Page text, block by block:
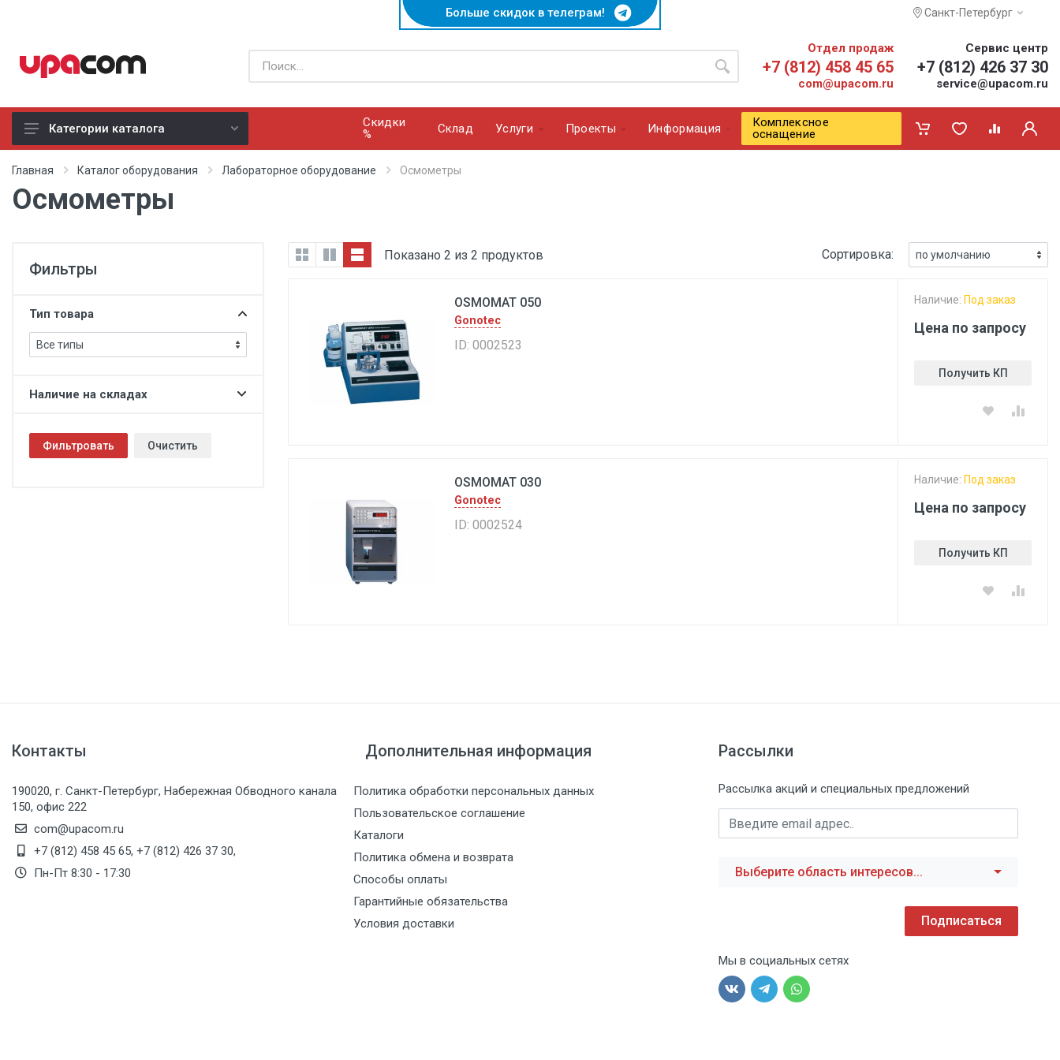
Больше скидок в телеграм! Санкт-Петербург
Отдел продаж
+7 (812) 458 45 65
com@upacom.ru
Сервис центр
+7 (812) 426 37 30
service@upacom.ru
Б/У оборудование
Все производители
Реанимация
Офтальмология
Лабораторное оборудование
Прачечное оборудование
Медицинские мониторы
Категории каталога
Скидки
%
Cклад Услуги Проекты Информация
Комплексное
оснащение
Главная Каталог оборудования Лабораторное оборудование Осмометры
Осмометры
Фильтры
Тип товара
Наличие на складах
Фильтровать Очистить
Показано 2 из 2 продуктов Сортировка:
OSMOMAT 050
Gonotec
ID: 0002523
Наличие: Под заказ
Цена по запросу
Получить КП
OSMOMAT 030
Gonotec
ID: 0002524
Наличие: Под заказ
Цена по запросу
Получить КП
Контакты
190020, г. Санкт-Петербург, Набережная Обводного канала
150, офис 222
com@upacom.ru
+7 (812) 458 45 65, +7 (812) 426 37 30,
Пн-Пт 8:30 - 17:30
Дополнительная информация
Политика обработки персональных данных
Пользовательское соглашение
Каталоги
Политика обмена и возврата
Способы оплаты
Гарантийные обязательства
Условия доставки
Рассылки
Рассылка акций и специальных предложений
Выберите область интересов...
Подписаться
Мы в социальных сетях